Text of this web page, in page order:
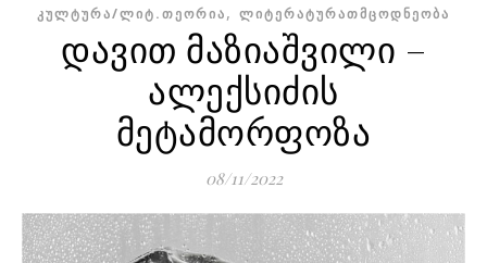
ᲙᲣᲚᲢᲣᲠᲐ/ᲚᲘᲢ.ᲗᲔᲝᲠᲘᲐ, ᲚᲘᲢᲔᲠᲐᲢᲣᲠᲐᲗᲛᲪᲝᲓᲜᲔᲝᲑᲐ
დავით მაზიაშვილი –
ალექსიძის
მეტამორფოზა
08/11/2022